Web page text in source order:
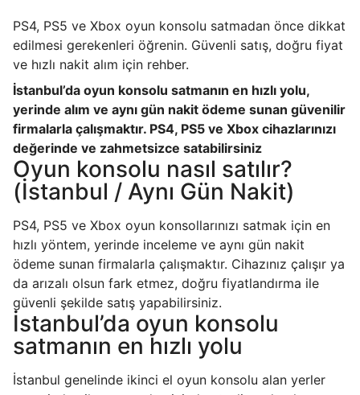
PS4, PS5 ve Xbox oyun konsolu satmadan önce dikkat
edilmesi gerekenleri öğrenin. Güvenli satış, doğru fiyat
ve hızlı nakit alım için rehber.
İstanbul’da oyun konsolu satmanın en hızlı yolu,
yerinde alım ve aynı gün nakit ödeme sunan güvenilir
firmalarla çalışmaktır. PS4, PS5 ve Xbox cihazlarınızı
değerinde ve zahmetsizce satabilirsiniz
Oyun konsolu nasıl satılır?
(İstanbul / Aynı Gün Nakit)
PS4, PS5 ve Xbox oyun konsollarınızı satmak için en
hızlı yöntem, yerinde inceleme ve aynı gün nakit
ödeme sunan firmalarla çalışmaktır. Cihazınız çalışır ya
da arızalı olsun fark etmez, doğru fiyatlandırma ile
güvenli şekilde satış yapabilirsiniz.
İstanbul’da oyun konsolu
satmanın en hızlı yolu
İstanbul genelinde ikinci el oyun konsolu alan yerler